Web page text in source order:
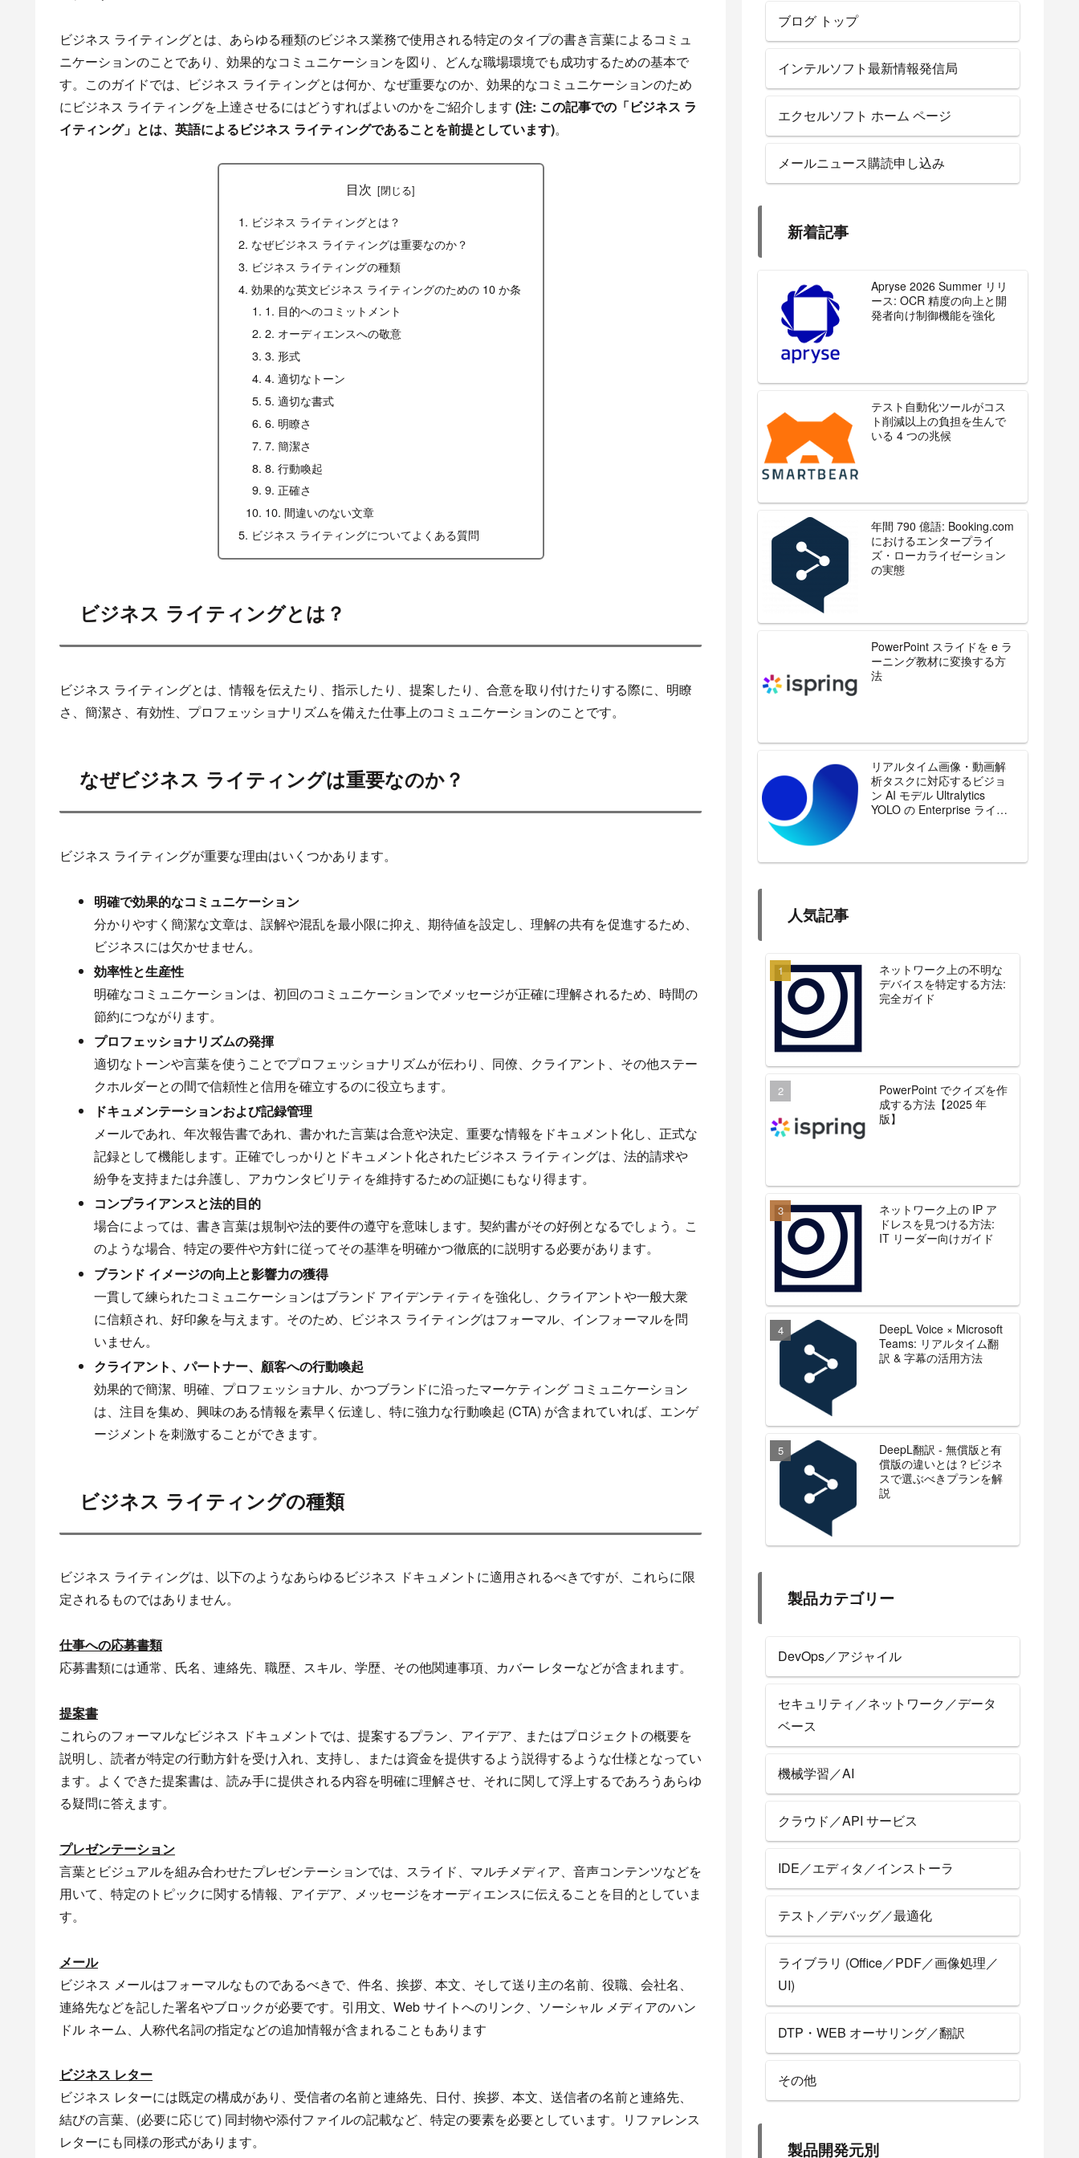
ビジネス ライティングとは、あらゆる種類のビジネス業務で使用される特定のタイプの書き言葉によるコミュ
ニケーションのことであり、効果的なコミュニケーションを図り、どんな職場環境でも成功するための基本で
す。このガイドでは、ビジネス ライティングとは何か、なぜ重要なのか、効果的なコミュニケーションのため
にビジネス ライティングを上達させるにはどうすればよいのかをご紹介します (注: この記事での「ビジネス ラ
イティング」とは、英語によるビジネス ライティングであることを前提としています)。
目次
ビジネス ライティングとは？
なぜビジネス ライティングは重要なのか？
ビジネス ライティングの種類
効果的な英文ビジネス ライティングのための 10 か条
1. 目的へのコミットメント
2. オーディエンスへの敬意
3. 形式
4. 適切なトーン
5. 適切な書式
6. 明瞭さ
7. 簡潔さ
8. 行動喚起
9. 正確さ
10. 間違いのない文章
ビジネス ライティングについてよくある質問
ビジネス ライティングとは？
ビジネス ライティングとは、情報を伝えたり、指示したり、提案したり、合意を取り付けたりする際に、明瞭
さ、簡潔さ、有効性、プロフェッショナリズムを備えた仕事上のコミュニケーションのことです。
なぜビジネス ライティングは重要なのか？
ビジネス ライティングが重要な理由はいくつかあります。
明確で効果的なコミュニケーション
分かりやすく簡潔な文章は、誤解や混乱を最小限に抑え、期待値を設定し、理解の共有を促進するため、
ビジネスには欠かせません。
効率性と生産性
明確なコミュニケーションは、初回のコミュニケーションでメッセージが正確に理解されるため、時間の
節約につながります。
プロフェッショナリズムの発揮
適切なトーンや言葉を使うことでプロフェッショナリズムが伝わり、同僚、クライアント、その他ステー
クホルダーとの間で信頼性と信用を確立するのに役立ちます。
ドキュメンテーションおよび記録管理
メールであれ、年次報告書であれ、書かれた言葉は合意や決定、重要な情報をドキュメント化し、正式な
記録として機能します。正確でしっかりとドキュメント化されたビジネス ライティングは、法的請求や
紛争を支持または弁護し、アカウンタビリティを維持するための証拠にもなり得ます。
コンプライアンスと法的目的
場合によっては、書き言葉は規制や法的要件の遵守を意味します。契約書がその好例となるでしょう。こ
のような場合、特定の要件や方針に従ってその基準を明確かつ徹底的に説明する必要があります。
ブランド イメージの向上と影響力の獲得
一貫して練られたコミュニケーションはブランド アイデンティティを強化し、クライアントや一般大衆
に信頼され、好印象を与えます。そのため、ビジネス ライティングはフォーマル、インフォーマルを問
いません。
クライアント、パートナー、顧客への行動喚起
効果的で簡潔、明確、プロフェッショナル、かつブランドに沿ったマーケティング コミュニケーション
は、注目を集め、興味のある情報を素早く伝達し、特に強力な行動喚起 (CTA) が含まれていれば、エンゲ
ージメントを刺激することができます。
ビジネス ライティングの種類
ビジネス ライティングは、以下のようなあらゆるビジネス ドキュメントに適用されるべきですが、これらに限
定されるものではありません。
仕事への応募書類
応募書類には通常、氏名、連絡先、職歴、スキル、学歴、その他関連事項、カバー レターなどが含まれます。
提案書
これらのフォーマルなビジネス ドキュメントでは、提案するプラン、アイデア、またはプロジェクトの概要を
説明し、読者が特定の行動方針を受け入れ、支持し、または資金を提供するよう説得するような仕様となってい
ます。よくできた提案書は、読み手に提供される内容を明確に理解させ、それに関して浮上するであろうあらゆ
る疑問に答えます。
プレゼンテーション
言葉とビジュアルを組み合わせたプレゼンテーションでは、スライド、マルチメディア、音声コンテンツなどを
用いて、特定のトピックに関する情報、アイデア、メッセージをオーディエンスに伝えることを目的としていま
す。
メール
ビジネス メールはフォーマルなものであるべきで、件名、挨拶、本文、そして送り主の名前、役職、会社名、
連絡先などを記した署名やブロックが必要です。引用文、Web サイトへのリンク、ソーシャル メディアのハン
ドル ネーム、人称代名詞の指定などの追加情報が含まれることもあります
ビジネス レター
ビジネス レターには既定の構成があり、受信者の名前と連絡先、日付、挨拶、本文、送信者の名前と連絡先、
結びの言葉、(必要に応じて) 同封物や添付ファイルの記載など、特定の要素を必要としています。リファレンス
レターにも同様の形式があります。
ブログ トップ
インテルソフト最新情報発信局
エクセルソフト ホーム ページ
メールニュース購読申し込み
新着記事
Apryse 2026 Summer リリ
ース: OCR 精度の向上と開
発者向け制御機能を強化
テスト自動化ツールがコス
ト削減以上の負担を生んで
いる 4 つの兆候
年間 790 億語: Booking.com
におけるエンタープライ
ズ・ローカライゼーション
の実態
PowerPoint スライドを e ラ
ーニング教材に変換する方
法
リアルタイム画像・動画解
析タスクに対応するビジョ
ン AI モデル Ultralytics
YOLO の Enterprise ライセ
人気記事
ネットワーク上の不明な
デバイスを特定する方法:
完全ガイド
PowerPoint でクイズを作
成する方法【2025 年
版】
ネットワーク上の IP ア
ドレスを見つける方法:
IT リーダー向けガイド
DeepL Voice × Microsoft
Teams: リアルタイム翻
訳 & 字幕の活用方法
DeepL翻訳 - 無償版と有
償版の違いとは？ビジネ
スで選ぶべきプランを解
説
製品カテゴリー
DevOps／アジャイル
セキュリティ／ネットワーク／データ
ベース
機械学習／AI
クラウド／API サービス
IDE／エディタ／インストーラ
テスト／デバッグ／最適化
ライブラリ (Office／PDF／画像処理／
UI)
DTP・WEB オーサリング／翻訳
その他
製品開発元別